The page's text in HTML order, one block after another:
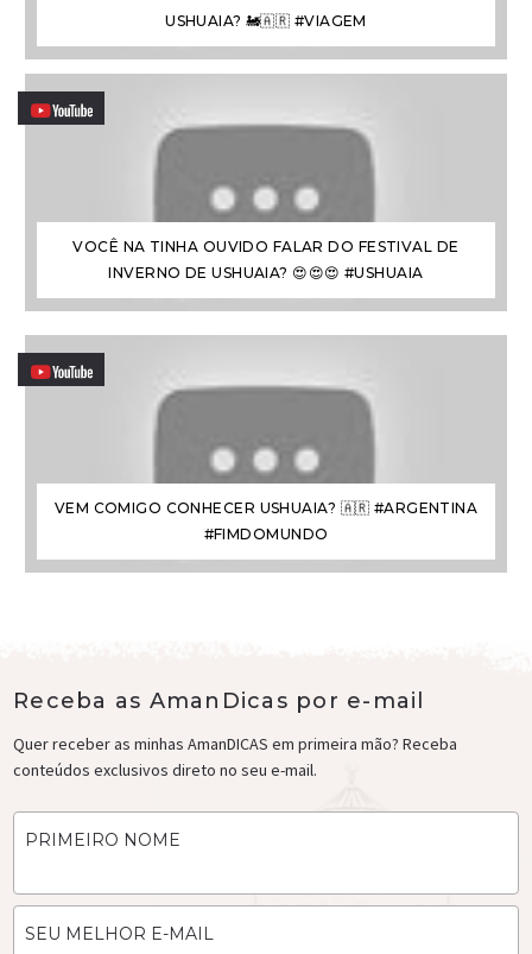
USHUAIA? 🚂🇦🇷 #VIAGEM
VOCÊ NA TINHA OUVIDO FALAR DO FESTIVAL DE
INVERNO DE USHUAIA? 😍😍😍 #USHUAIA
VEM COMIGO CONHECER USHUAIA? 🇦🇷 #ARGENTINA
#FIMDOMUNDO
Receba as AmanDicas por e-mail
Quer receber as minhas AmanDICAS em primeira mão? Receba
conteúdos exclusivos direto no seu e-mail.
PRIMEIRO NOME
SEU MELHOR E-MAIL